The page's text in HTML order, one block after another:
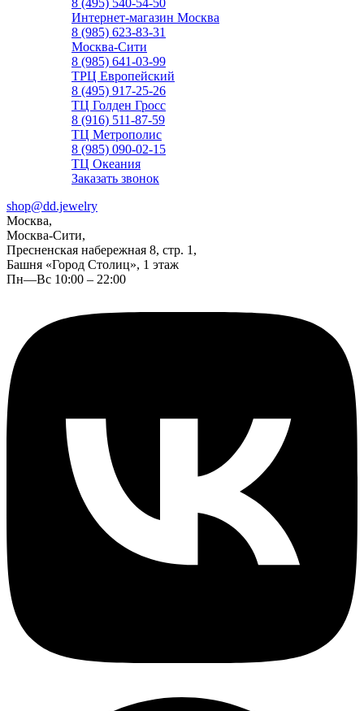
8 (495) 540-54-50
Интернет-магазин Москва
8 (985) 623-83-31
Москва-Сити
8 (985) 641-03-99
ТРЦ Европейский
8 (495) 917-25-26
ТЦ Голден Гросс
8 (916) 511-87-59
ТЦ Метрополис
8 (985) 090-02-15
ТЦ Океания
Заказать звонок
shop@dd.jewelry
Москва,
Москва-Сити,
Пресненская набережная 8, стр. 1,
Башня «Город Столиц», 1 этаж
Пн—Вс 10:00 – 22:00